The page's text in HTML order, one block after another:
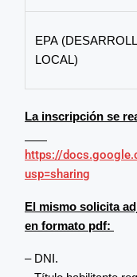
EPA
LOCAL)
La inscripción se
https://
usp=sharing
El mismo solicita
en formato pdf:
– DNI.